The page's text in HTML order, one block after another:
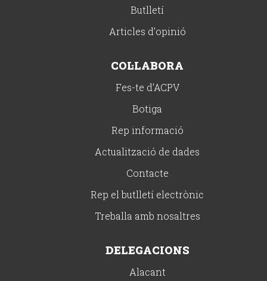
Butlletí
Articles d’opinió
COL·LABORA
Fes-te d’ACPV
Botiga
Rep informació
Actualització de dades
Contacte
Rep el butlletí electrònic
Treballa amb nosaltres
DELEGACIONS
Alacant